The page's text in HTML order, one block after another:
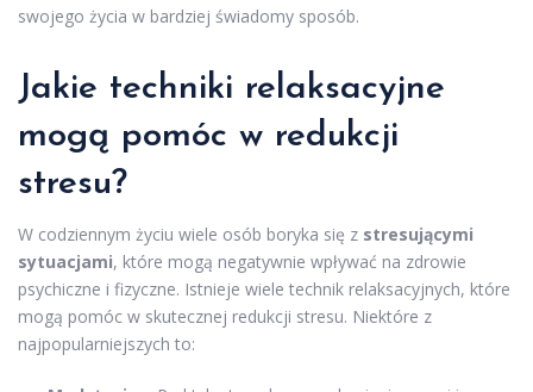
swojego życia w bardziej świadomy sposób.
Jakie techniki relaksacyjne
mogą pomóc w redukcji
stresu?
W codziennym życiu wiele osób boryka się z stresującymi
sytuacjami, które mogą negatywnie wpływać na zdrowie
psychiczne i fizyczne. Istnieje wiele technik relaksacyjnych, które
mogą pomóc w skutecznej redukcji stresu. Niektóre z
najpopularniejszych to: